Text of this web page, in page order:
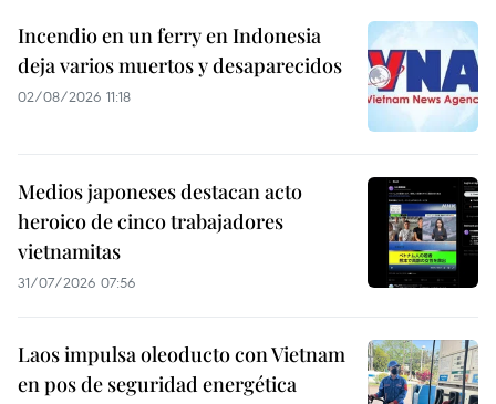
Incendio en un ferry en Indonesia
deja varios muertos y desaparecidos
02/08/2026 11:18
Medios japoneses destacan acto
heroico de cinco trabajadores
vietnamitas
31/07/2026 07:56
Laos impulsa oleoducto con Vietnam
en pos de seguridad energética